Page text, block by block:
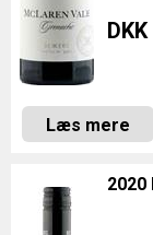
Læs mere
2020